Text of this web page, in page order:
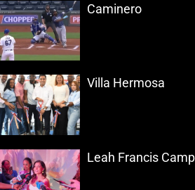
Caminero
Villa Hermosa
Leah Francis